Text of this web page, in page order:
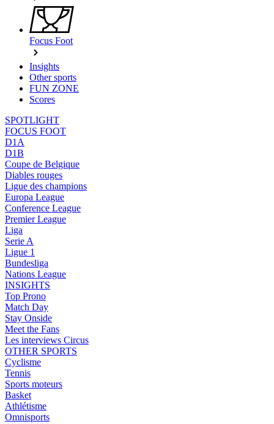
Focus Foot
Insights
Other sports
FUN ZONE
Scores
SPOTLIGHT
FOCUS FOOT
D1A
D1B
Coupe de Belgique
Diables rouges
Ligue des champions
Europa League
Conference League
Premier League
Liga
Serie A
Ligue 1
Bundesliga
Nations League
INSIGHTS
Top Prono
Match Day
Stay Onside
Meet the Fans
Les interviews Circus
OTHER SPORTS
Cyclisme
Tennis
Sports moteurs
Basket
Athlétisme
Omnisports